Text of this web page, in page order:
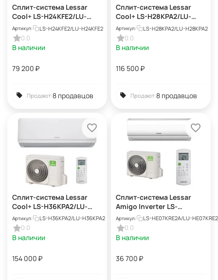
Сплит-система Lessar
Cool+ LS-H24KFE2/LU-
H24KFE2
Артикул: LS-H24KFE2/LU-H24KFE2
0.0
В наличии
79 200 ₽
Продают:8 продавцов
Сплит-система Lessar
Cool+ LS-H28KPA2/LU-
H28KPA2
Артикул: LS-H28KPA2/LU-H28KPA2
0.0
В наличии
116 500 ₽
Продают:8 продавцов
Сплит-система Lessar
Cool+ LS-H36KPA2/LU-
H36KPA2
Артикул: LS-H36KPA2/LU-H36KPA2
0.0
В наличии
154 000 ₽
Сплит-система Lessar
Amigo Inverter LS-
HE07KRE2A/LU-HE07KRE2A
Артикул: LS-HE07KRE2A/LU-
0.0
В наличии
36 700 ₽